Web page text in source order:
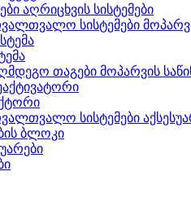
აღრიცხვის სისტემები
მოპარვის
ბლოკი